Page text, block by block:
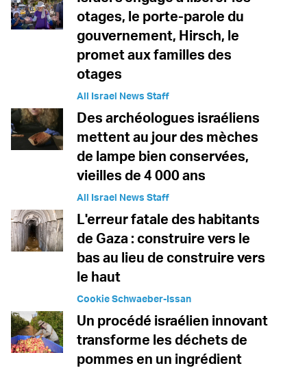
otages, le porte-parole du
gouvernement, Hirsch, le
promet aux familles des
otages
All Israel News Staff
Des archéologues israéliens
mettent au jour des mèches
de lampe bien conservées,
vieilles de 4 000 ans
All Israel News Staff
L'erreur fatale des habitants
de Gaza : construire vers le
bas au lieu de construire vers
le haut
Cookie Schwaeber-Issan
Un procédé israélien innovant
transforme les déchets de
pommes en un ingrédient